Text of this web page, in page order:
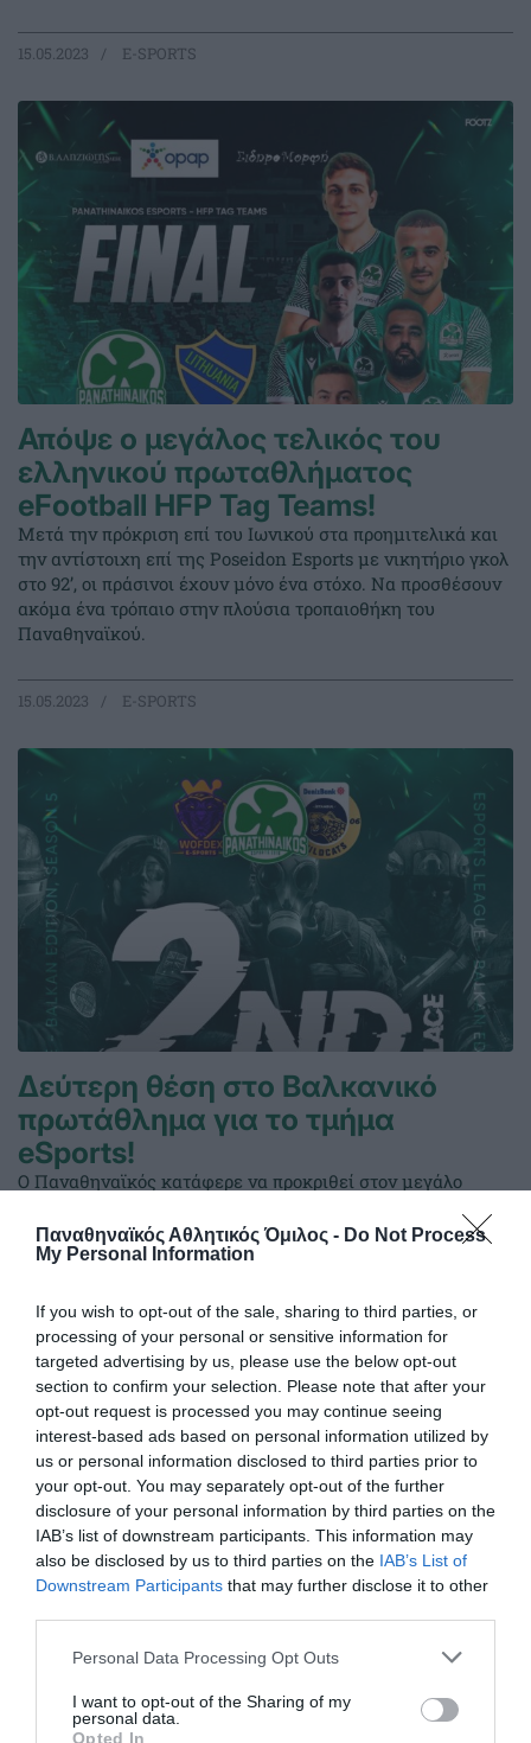
Παναθηναϊκός Αθλητικός Όμιλος - Do Not Process
My Personal Information
If you wish to opt-out of the sale, sharing to third parties, or
processing of your personal or sensitive information for
targeted advertising by us, please use the below opt-out
section to confirm your selection. Please note that after your
opt-out request is processed you may continue seeing
interest-based ads based on personal information utilized by
us or personal information disclosed to third parties prior to
your opt-out. You may separately opt-out of the further
disclosure of your personal information by third parties on the
IAB’s list of downstream participants. This information may
also be disclosed by us to third parties on the IAB’s List of
Downstream Participants that may further disclose it to other
Please note that this website/app uses one or more Google
not limited to your visit or usage behaviour. You may click to
grant or deny consent to Google and its third-party tags to
Personal Data Processing Opt Outs
I want to opt-out of the Sharing of my
personal data.
Opted In
15.05.2023 E-SPORTS
Απόψε ο μεγάλος τελικός του
ελληνικού πρωταθλήματος
eFootball HFP Tag Teams!
Μετά την πρόκριση επί του Ιωνικού στα προημιτελικά και
την αντίστοιχη επί της Poseidon Esports με νικητήριο γκολ
στο 92’, οι πράσινοι έχουν μόνο ένα στόχο. Να προσθέσουν
ακόμα ένα τρόπαιο στην πλούσια τροπαιοθήκη του
Παναθηναϊκού.
15.05.2023 E-SPORTS
Δεύτερη θέση στο Βαλκανικό
πρωτάθλημα για το τμήμα
eSports!
Ο Παναθηναϊκός κατάφερε να προκριθεί στον μεγάλο
της Esports Leagues, νικώντας την WofDex στον ημιτελικό
του Final Four.
18.04.2023 E-SPORTS
Final 4 Βαλκανινου